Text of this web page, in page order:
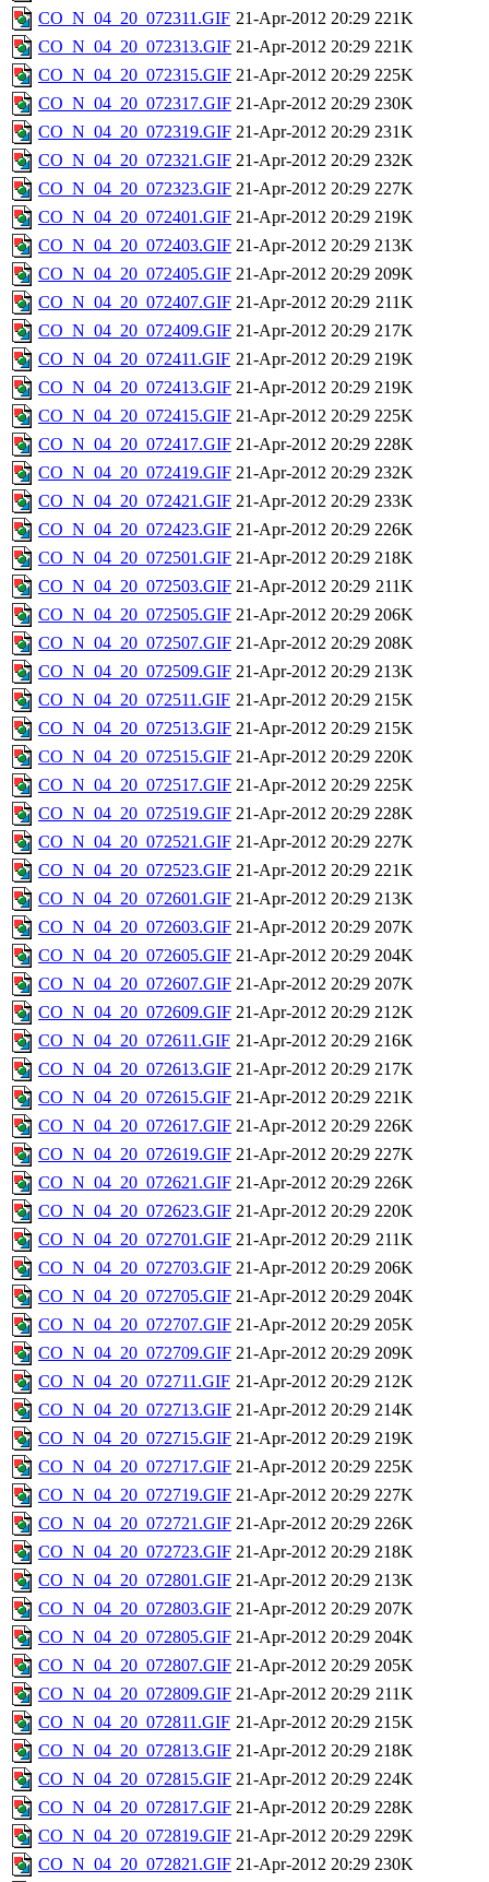
CO_N_04_20_072311.GIF 21-Apr-2012 20:29 221K
CO_N_04_20_072313.GIF 21-Apr-2012 20:29 221K
CO_N_04_20_072315.GIF 21-Apr-2012 20:29 225K
CO_N_04_20_072317.GIF 21-Apr-2012 20:29 230K
CO_N_04_20_072319.GIF 21-Apr-2012 20:29 231K
CO_N_04_20_072321.GIF 21-Apr-2012 20:29 232K
CO_N_04_20_072323.GIF 21-Apr-2012 20:29 227K
CO_N_04_20_072401.GIF 21-Apr-2012 20:29 219K
CO_N_04_20_072403.GIF 21-Apr-2012 20:29 213K
CO_N_04_20_072405.GIF 21-Apr-2012 20:29 209K
CO_N_04_20_072407.GIF 21-Apr-2012 20:29 211K
CO_N_04_20_072409.GIF 21-Apr-2012 20:29 217K
CO_N_04_20_072411.GIF 21-Apr-2012 20:29 219K
CO_N_04_20_072413.GIF 21-Apr-2012 20:29 219K
CO_N_04_20_072415.GIF 21-Apr-2012 20:29 225K
CO_N_04_20_072417.GIF 21-Apr-2012 20:29 228K
CO_N_04_20_072419.GIF 21-Apr-2012 20:29 232K
CO_N_04_20_072421.GIF 21-Apr-2012 20:29 233K
CO_N_04_20_072423.GIF 21-Apr-2012 20:29 226K
CO_N_04_20_072501.GIF 21-Apr-2012 20:29 218K
CO_N_04_20_072503.GIF 21-Apr-2012 20:29 211K
CO_N_04_20_072505.GIF 21-Apr-2012 20:29 206K
CO_N_04_20_072507.GIF 21-Apr-2012 20:29 208K
CO_N_04_20_072509.GIF 21-Apr-2012 20:29 213K
CO_N_04_20_072511.GIF 21-Apr-2012 20:29 215K
CO_N_04_20_072513.GIF 21-Apr-2012 20:29 215K
CO_N_04_20_072515.GIF 21-Apr-2012 20:29 220K
CO_N_04_20_072517.GIF 21-Apr-2012 20:29 225K
CO_N_04_20_072519.GIF 21-Apr-2012 20:29 228K
CO_N_04_20_072521.GIF 21-Apr-2012 20:29 227K
CO_N_04_20_072523.GIF 21-Apr-2012 20:29 221K
CO_N_04_20_072601.GIF 21-Apr-2012 20:29 213K
CO_N_04_20_072603.GIF 21-Apr-2012 20:29 207K
CO_N_04_20_072605.GIF 21-Apr-2012 20:29 204K
CO_N_04_20_072607.GIF 21-Apr-2012 20:29 207K
CO_N_04_20_072609.GIF 21-Apr-2012 20:29 212K
CO_N_04_20_072611.GIF 21-Apr-2012 20:29 216K
CO_N_04_20_072613.GIF 21-Apr-2012 20:29 217K
CO_N_04_20_072615.GIF 21-Apr-2012 20:29 221K
CO_N_04_20_072617.GIF 21-Apr-2012 20:29 226K
CO_N_04_20_072619.GIF 21-Apr-2012 20:29 227K
CO_N_04_20_072621.GIF 21-Apr-2012 20:29 226K
CO_N_04_20_072623.GIF 21-Apr-2012 20:29 220K
CO_N_04_20_072701.GIF 21-Apr-2012 20:29 211K
CO_N_04_20_072703.GIF 21-Apr-2012 20:29 206K
CO_N_04_20_072705.GIF 21-Apr-2012 20:29 204K
CO_N_04_20_072707.GIF 21-Apr-2012 20:29 205K
CO_N_04_20_072709.GIF 21-Apr-2012 20:29 209K
CO_N_04_20_072711.GIF 21-Apr-2012 20:29 212K
CO_N_04_20_072713.GIF 21-Apr-2012 20:29 214K
CO_N_04_20_072715.GIF 21-Apr-2012 20:29 219K
CO_N_04_20_072717.GIF 21-Apr-2012 20:29 225K
CO_N_04_20_072719.GIF 21-Apr-2012 20:29 227K
CO_N_04_20_072721.GIF 21-Apr-2012 20:29 226K
CO_N_04_20_072723.GIF 21-Apr-2012 20:29 218K
CO_N_04_20_072801.GIF 21-Apr-2012 20:29 213K
CO_N_04_20_072803.GIF 21-Apr-2012 20:29 207K
CO_N_04_20_072805.GIF 21-Apr-2012 20:29 204K
CO_N_04_20_072807.GIF 21-Apr-2012 20:29 205K
CO_N_04_20_072809.GIF 21-Apr-2012 20:29 211K
CO_N_04_20_072811.GIF 21-Apr-2012 20:29 215K
CO_N_04_20_072813.GIF 21-Apr-2012 20:29 218K
CO_N_04_20_072815.GIF 21-Apr-2012 20:29 224K
CO_N_04_20_072817.GIF 21-Apr-2012 20:29 228K
CO_N_04_20_072819.GIF 21-Apr-2012 20:29 229K
CO_N_04_20_072821.GIF 21-Apr-2012 20:29 230K